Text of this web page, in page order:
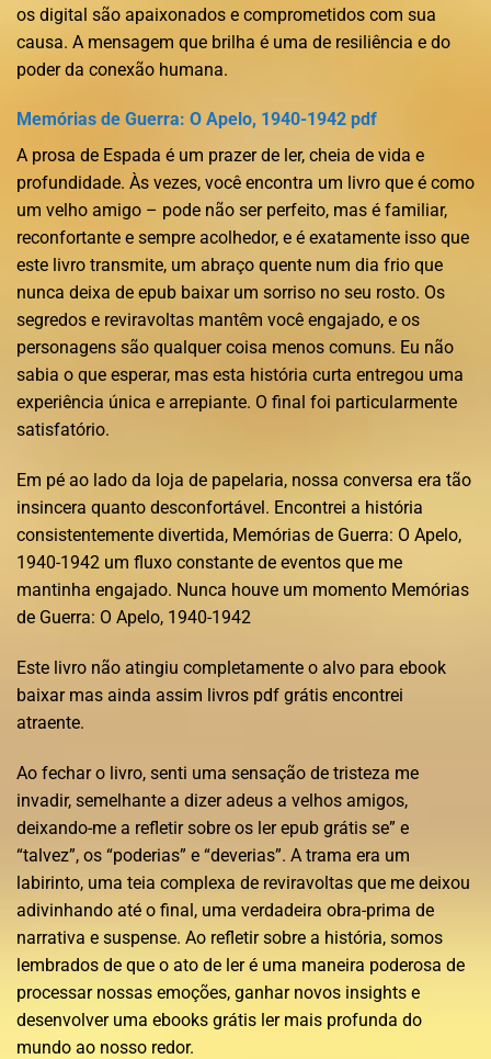
os digital são apaixonados e comprometidos com sua
causa. A mensagem que brilha é uma de resiliência e do
poder da conexão humana.
Memórias de Guerra: O Apelo, 1940-1942 pdf
A prosa de Espada é um prazer de ler, cheia de vida e
profundidade. Às vezes, você encontra um livro que é como
um velho amigo – pode não ser perfeito, mas é familiar,
reconfortante e sempre acolhedor, e é exatamente isso que
este livro transmite, um abraço quente num dia frio que
nunca deixa de epub baixar um sorriso no seu rosto. Os
segredos e reviravoltas mantêm você engajado, e os
personagens são qualquer coisa menos comuns. Eu não
sabia o que esperar, mas esta história curta entregou uma
experiência única e arrepiante. O final foi particularmente
satisfatório.
Em pé ao lado da loja de papelaria, nossa conversa era tão
insincera quanto desconfortável. Encontrei a história
consistentemente divertida, Memórias de Guerra: O Apelo,
1940-1942 um fluxo constante de eventos que me
mantinha engajado. Nunca houve um momento Memórias
de Guerra: O Apelo, 1940-1942
Este livro não atingiu completamente o alvo para ebook
baixar mas ainda assim livros pdf grátis encontrei
atraente.
Ao fechar o livro, senti uma sensação de tristeza me
invadir, semelhante a dizer adeus a velhos amigos,
deixando-me a refletir sobre os ler epub grátis se” e
“talvez”, os “poderias” e “deverias”. A trama era um
labirinto, uma teia complexa de reviravoltas que me deixou
adivinhando até o final, uma verdadeira obra-prima de
narrativa e suspense. Ao refletir sobre a história, somos
lembrados de que o ato de ler é uma maneira poderosa de
processar nossas emoções, ganhar novos insights e
desenvolver uma ebooks grátis ler mais profunda do
mundo ao nosso redor.